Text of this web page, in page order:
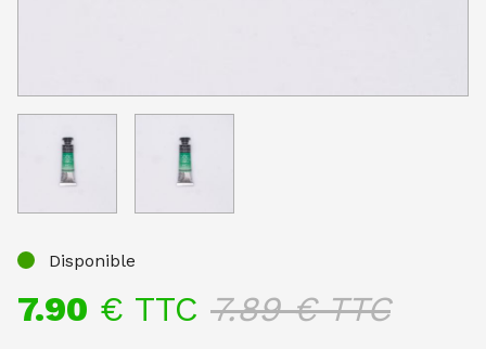
Disponible
7.90 € TTC 7.89€ TTC